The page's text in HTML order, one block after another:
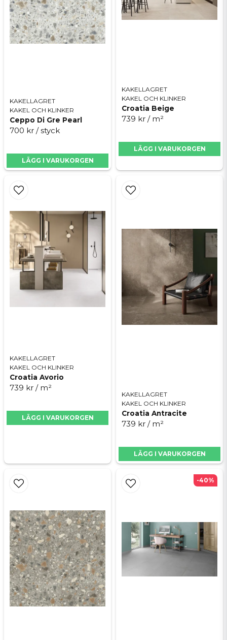
KAKELLAGRET
KAKEL OCH KLINKER
Ceppo Di Gre Pearl
700 kr / styck
LÄGG I VARUKORGEN
KAKELLAGRET
KAKEL OCH KLINKER
Croatia Beige
739 kr / m²
LÄGG I VARUKORGEN
KAKELLAGRET
KAKEL OCH KLINKER
Croatia Avorio
739 kr / m²
LÄGG I VARUKORGEN
KAKELLAGRET
KAKEL OCH KLINKER
Croatia Antracite
739 kr / m²
LÄGG I VARUKORGEN
-40%